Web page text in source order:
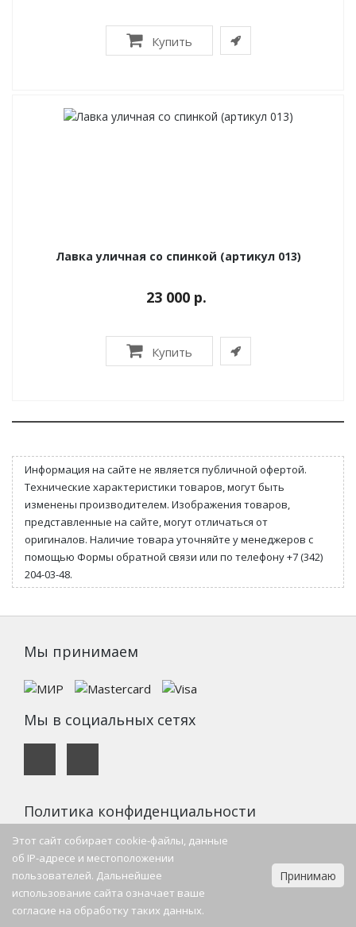
Купить
Лавка уличная со спинкой (артикул 013)
23 000 р.
Купить
Информация на сайте не является публичной офертой.
Технические характеристики товаров, могут быть
изменены производителем. Изображения товаров,
представленные на сайте, могут отличаться от
оригиналов. Наличие товара уточняйте у менеджеров с
помощью Формы обратной связи или по телефону +7 (342)
204-03-48.
Этот сайт собирает cookie-файлы, данные
об IP-адресе и местоположении
пользователей. Дальнейшее
использование сайта означает ваше
согласие на обработку таких данных.
Принимаю
Мы принимаем
Мы в социальных сетях
Политика конфиденциальности
Контактная информация
г. Пермь, Бульвар Гагарина, 109
Эл. почта:zevsmarket@mail.ru